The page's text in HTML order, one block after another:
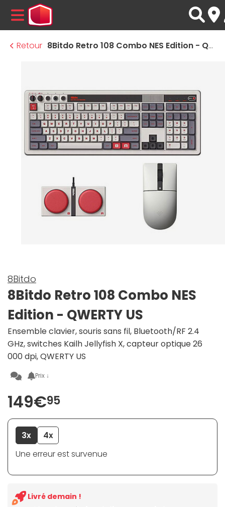
MENU
Retour
8Bitdo Retro 108 Combo NES Edition - QWERTY US
8Bitdo
8Bitdo Retro 108 Combo NES
Edition - QWERTY US
Ensemble clavier, souris sans fil, Bluetooth/RF 2.4
GHz, switches Kailh Jellyfish X, capteur optique 26
000 dpi, QWERTY US
Prix ↓
149€95
3x
4x
Une erreur est survenue
Livré demain !